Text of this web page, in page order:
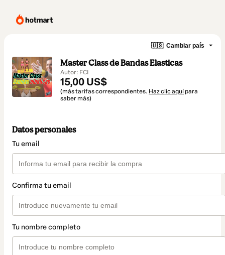
🇺🇸 Cambiar país
Master Class de Bandas Elasticas
Autor: FCI
15,00 US$
(más tarifas correspondientes. Haz clic aquí para
saber más)
Datos personales
Tu email
Confirma tu email
Tu nombre completo